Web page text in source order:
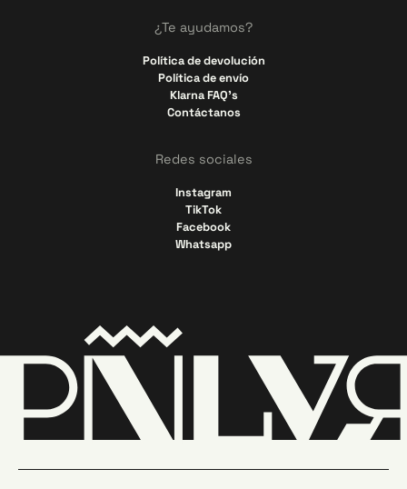
¿Te ayudamos?
Política de devolución
Política de envío
Klarna FAQ's
Contáctanos
Redes sociales
Instagram
TikTok
Facebook
Whatsapp